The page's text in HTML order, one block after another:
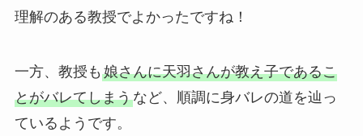
理解のある教授でよかったですね！
一方、教授も 娘さんに天羽さんが教え子であるこ
とがバレてしまうなど、順調に身バレの道を辿っ
ているようです。